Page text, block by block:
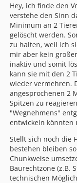
Hey, ich finde den
verstehe den Sinn
Minimum an 2
gelöscht werden.
zu halten, weil ich
mir aber kein
inaktiv und somit
kann sie mit den 2
wieder vermehren.
angesprochenen 2
Spitzen zu
"Wegnehmens"
entwickeln
Stellt sich noch die
bestehen bleiben
Chunkweise
Baurechtzone (z.B.
technischen